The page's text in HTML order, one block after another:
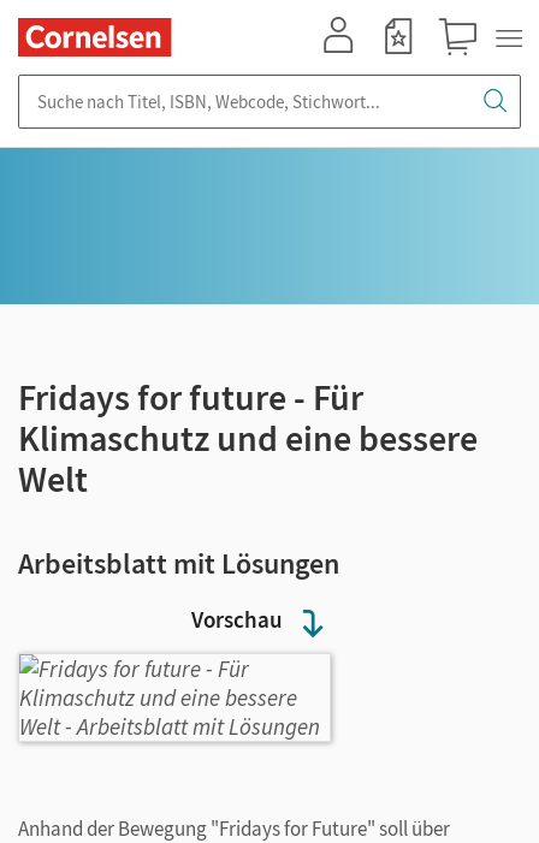
Vorschau
Fridays for future - Für
Klimaschutz und eine bessere
Welt
Arbeitsblatt mit Lösungen
Anhand der Bewegung "Fridays for Future" soll über